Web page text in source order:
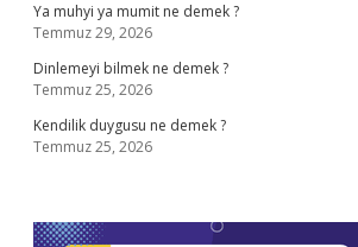
Ya muhyi ya mumit ne demek ?
Temmuz 29, 2026
Dinlemeyi bilmek ne demek ?
Temmuz 25, 2026
Kendilik duygusu ne demek ?
Temmuz 25, 2026